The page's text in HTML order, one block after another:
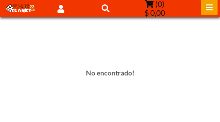
(0)
$ 0,00
No encontrado!